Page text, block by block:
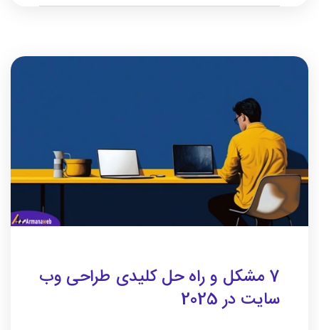
7 مشکل و راه حل کلیدی طراحی وب
سایت در 2025